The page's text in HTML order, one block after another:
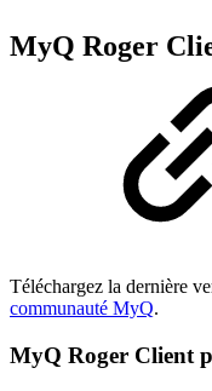
MyQ Roger
Téléchargez la dernière
communauté MyQ.
MyQ Roger Client